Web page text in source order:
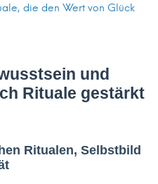
die den Wert von Glück
und
Rituale gestärkt
Ritualen, Selbstbild